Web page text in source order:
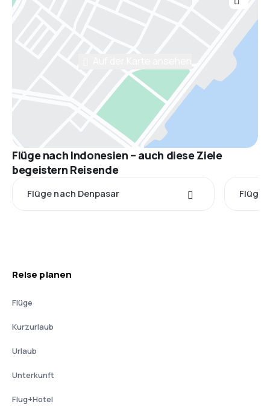
Flüge nach Indonesien – auch diese Ziele
begeistern Reisende
Flüge nach Denpasar Flüge
Reise planen
Flüge
Kurzurlaub
Urlaub
Unterkunft
Flug+Hotel